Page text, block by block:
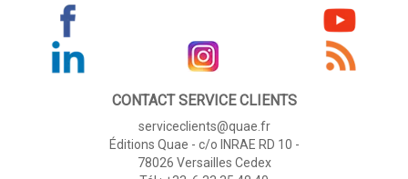
CONTACT SERVICE CLIENTS
serviceclients@quae.fr
Éditions Quae - c/o INRAE RD 10 -
78026 Versailles Cedex